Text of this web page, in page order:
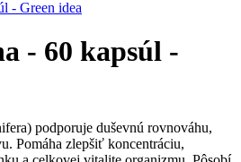
- 60 kapsúl -
podporuje duševnú rovnováhu,
Pomáha zlepšiť koncentráciu,